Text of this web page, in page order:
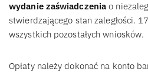
wydanie zaświadczeniao
stwierdzającego stan zaległości.
wszystkich pozostałych wniosków.
Opłaty należy dokonać na konto